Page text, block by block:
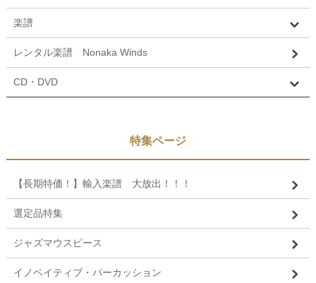
楽譜
レンタル楽譜 Nonaka Winds
CD・DVD
特集ページ
【長期特価！】輸入楽譜 大放出！！！
選定品特集
ジャズマウスピース
イノベイティブ・パーカッション